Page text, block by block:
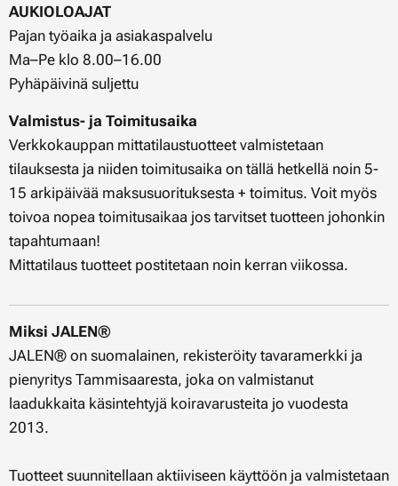
AUKIOLOAJAT
Pajan työaika ja asiakaspalvelu
Ma–Pe klo 8.00–16.00
Pyhäpäivinä suljettu
Valmistus- ja Toimitusaika
Verkkokauppan mittatilaustuotteet valmistetaan
tilauksesta ja niiden toimitusaika on tällä hetkellä noin 5-
15 arkipäivää maksusuorituksesta + toimitus. Voit myös
toivoa nopea toimitusaikaa jos tarvitset tuotteen johonkin
tapahtumaan!
Mittatilaus tuotteet postitetaan noin kerran viikossa.
Miksi JALEN®
JALEN® on suomalainen, rekisteröity tavaramerkki ja
pienyritys Tammisaaresta, joka on valmistanut
laadukkaita käsintehtyjä koiravarusteita jo vuodesta
2013.
Tuotteet suunnitellaan aktiiviseen käyttöön ja valmistetaan